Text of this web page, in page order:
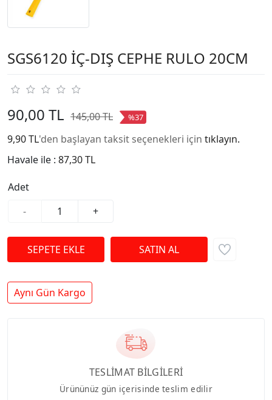
SGS6120 İÇ-DIŞ CEPHE RULO 20CM
90,00 TL 145,00 TL %37
9,90 TL'den başlayan taksit seçenekleri için tıklayın.
Havale ile : 87,30 TL
Adet
-
+
Aynı Gün Kargo
TESLİMAT BİLGİLERİ
Ürününüz gün içerisinde teslim edilir